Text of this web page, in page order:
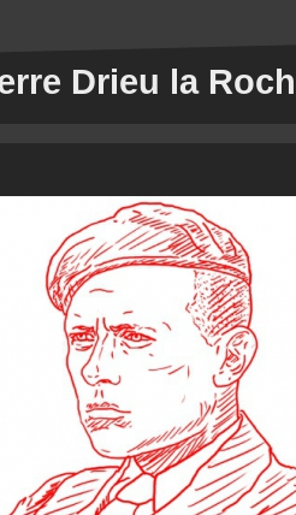
Drieu la